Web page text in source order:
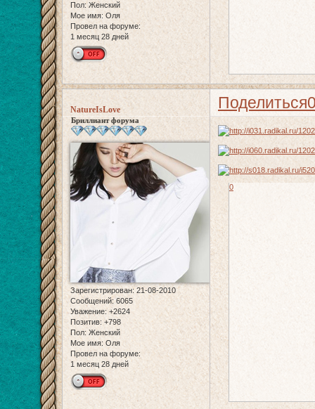
Пол:Женский
Мое имя: Оля
Провел на форуме:
1 месяц 28 дней
Поделиться
NatureIsLove
Бриллиант форума
Зарегистрирован: 21-08-2010
Сообщений: 6065
Уважение: +2624
Позитив: +798
Пол: Женский
Мое имя: Оля
Провел на форуме:
1 месяц 28 дней
0